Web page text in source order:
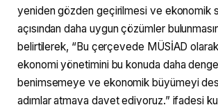
yeniden gözden geçirilmesi ve ekonomik
açısından daha uygun çözümler
belirtilerek, “Bu çerçevede MÜSİAD
ekonomi yönetimini bu konuda daha
benimsemeye ve ekonomik büyümeyi
adımlar atmaya davet ediyoruz.” ifadesi